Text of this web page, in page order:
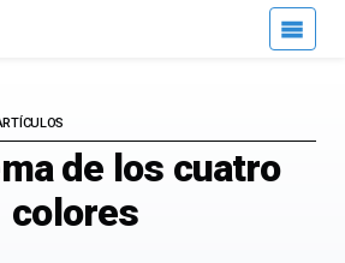
de los cuatro
colores